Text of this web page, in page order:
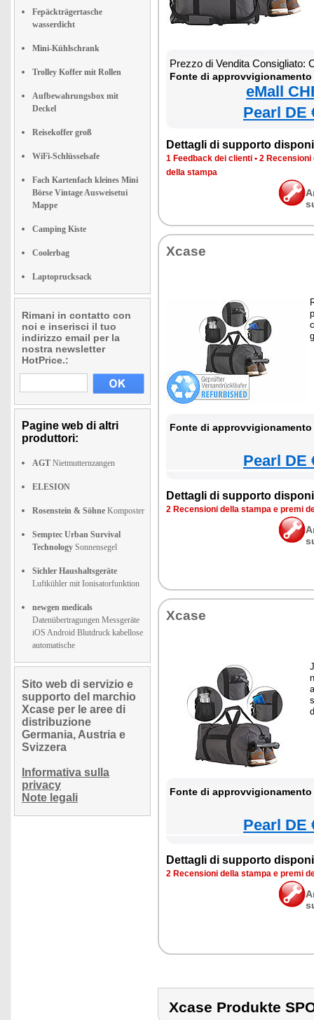
Fepäckträgertasche
wasserdicht
Mini-Kühlschrank
Trolley Koffer mit Rollen
Aufbewahrungsbox mit
Deckel
Reisekoffer groß
WiFi-Schlüsselsafe
Fach Kartenfach kleines Mini
Börse Vintage Ausweisetui
Mappe
Camping Kiste
Coolerbag
Laptoprucksack
Rimani in contatto con
noi e inserisci il tuo
indirizzo email per la
nostra newsletter
HotPrice.:
Pagine web di altri
produttori:
AGT Nietmutternzangen
ELESION
Rosenstein & Söhne Komposter
Semptec Urban Survival
Technology Sonnensegel
Sichler Haushaltsgeräte
Luftkühler mit Ionisatorfunktion
newgen medicals
Datenübertragungen Messgeräte
iOS Android Blutdruck kabellose
automatische
Sito web di servizio e
supporto del marchio
Xcase per le aree di
distribuzione
Germania, Austria e
Svizzera
Informativa sulla
privacy
Note legali
Prezzo di Vendita Consigliato:
Fonte di
eMall
Pearl DE
Dettagli di supporto
1 Feedback dei clienti • 2 Recensioni
della stampa
Xcase
Fonte di
Pearl DE
Dettagli di supporto
2 Recensioni della stampa e premi
Xcase
Fonte di
Pearl DE
Dettagli di supporto
2 Recensioni della stampa e premi
Xcase Produkte